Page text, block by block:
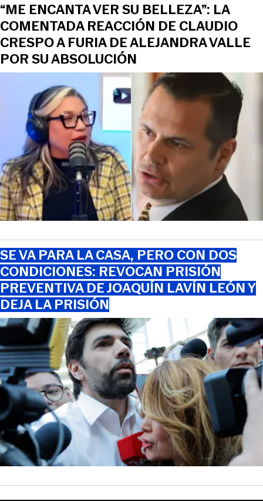
“ME ENCANTA VER SU BELLEZA”: LA
COMENTADA REACCIÓN DE CLAUDIO
CRESPO A FURIA DE ALEJANDRA VALLE
POR SU ABSOLUCIÓN
SE VA PARA LA CASA, PERO CON DOS
CONDICIONES: REVOCAN PRISIÓN
PREVENTIVA DE JOAQUÍN LAVÍN LEÓN Y
DEJA LA PRISIÓN